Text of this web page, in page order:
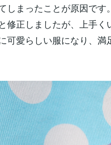
しまったことが原因です。
修正しましたが、上手く
可愛らしい服になり、満